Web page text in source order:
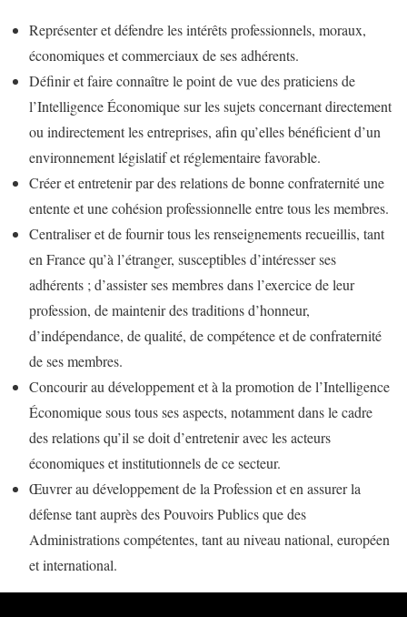
Représenter et défendre les intérêts professionnels, moraux,
économiques et commerciaux de ses adhérents.
Définir et faire connaître le point de vue des praticiens de
l’Intelligence Économique sur les sujets concernant directement
ou indirectement les entreprises, afin qu’elles bénéficient d’un
environnement législatif et réglementaire favorable.
Créer et entretenir par des relations de bonne confraternité une
entente et une cohésion professionnelle entre tous les membres.
Centraliser et de fournir tous les renseignements recueillis, tant
en France qu’à l’étranger, susceptibles d’intéresser ses
adhérents ; d’assister ses membres dans l’exercice de leur
profession, de maintenir des traditions d’honneur,
d’indépendance, de qualité, de compétence et de confraternité
de ses membres.
Concourir au développement et à la promotion de l’Intelligence
Économique sous tous ses aspects, notamment dans le cadre
des relations qu’il se doit d’entretenir avec les acteurs
économiques et institutionnels de ce secteur.
Œuvrer au développement de la Profession et en assurer la
défense tant auprès des Pouvoirs Publics que des
Administrations compétentes, tant au niveau national, européen
et international.